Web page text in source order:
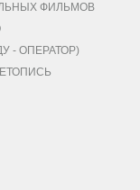
ФИЛЬМОВ
- ОПЕРАТОР)